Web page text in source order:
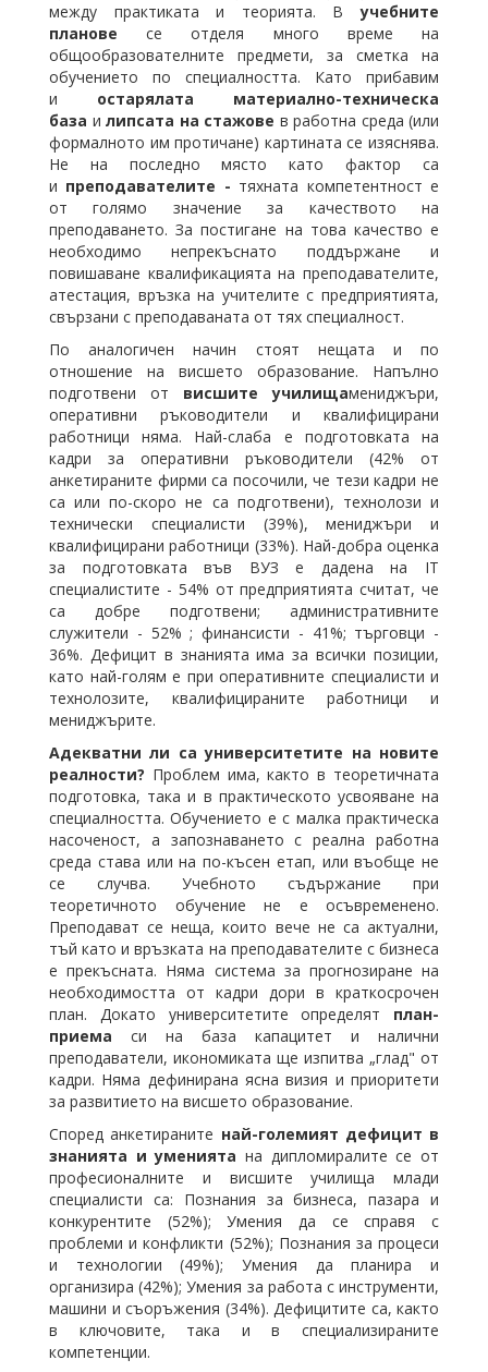
между практиката и теорията. Вучебните
планове се отделя много време на
общообразователните предмети, за сметка на
обучението по специалността. Като прибавим
и остарялата материално-техническа
база и липсата на стажове в работна среда (или
формалното им протичане) картината се изяснява.
Не на последно място като фактор са
и преподавателите - тяхната компетентност е
от голямо значение за качеството на
преподаването. За постигане на това качество е
необходимо непрекъснато поддържане и
повишаване квалификацията на преподавателите,
атестация, връзка на учителите с предприятията,
свързани с преподаваната от тях специалност.
По аналогичен начин стоят нещата и по
отношение на висшето образование. Напълно
подготвени от висшите училищамениджъри,
оперативни ръководители и квалифицирани
работници няма. Най-слаба е подготовката на
кадри за оперативни ръководители (42% от
анкетираните фирми са посочили, че тези кадри не
са или по-скоро не са подготвени), технолози и
технически специалисти (39%), мениджъри и
квалифицирани работници (33%). Най-добра оценка
за подготовката във ВУЗ е дадена на IT
специалистите - 54% от предприятията считат, че
са добре подготвени; административните
служители - 52% ; финансисти - 41%; търговци -
36%. Дефицит в знанията има за всички позиции,
като най-голям е при оперативните специалисти и
технолозите, квалифицираните работници и
мениджърите.
Адекватни ли са университетите на новите
реалности? Проблем има, както в теоретичната
подготовка, така и в практическото усвояване на
специалността. Обучението е с малка практическа
насоченост, а запознаването с реална работна
среда става или на по-късен етап, или въобще не
се случва. Учебното съдържание при
теоретичното обучение не е осъвременено.
Преподават се неща, които вече не са актуални,
тъй като и връзката на преподавателите с бизнеса
е прекъсната. Няма система за прогнозиране на
необходимостта от кадри дори в краткосрочен
план. Докато университетите определят план-
приема си на база капацитет и налични
преподаватели, икономиката ще изпитва „глад" от
кадри. Няма дефинирана ясна визия и приоритети
за развитието на висшето образование.
Според анкетираните най-големият дефицит в
знанията и уменията на дипломиралите се от
професионалните и висшите училища млади
специалисти са: Познания за бизнеса, пазара и
конкурентите (52%); Умения да се справя с
проблеми и конфликти (52%); Познания за процеси
и технологии (49%); Умения да планира и
организира (42%); Умения за работа с инструменти,
машини и съоръжения (34%). Дефицитите са, както
в ключовите, така и в специализираните
компетенции.